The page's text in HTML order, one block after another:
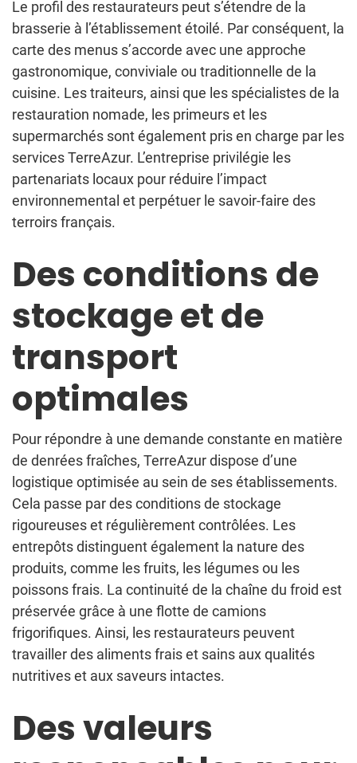
Le profil des restaurateurs peut s’étendre de la
brasserie à l’établissement étoilé. Par conséquent, la
carte des menus s’accorde avec une approche
gastronomique, conviviale ou traditionnelle de la
cuisine. Les traiteurs, ainsi que les spécialistes de la
restauration nomade, les primeurs et les
supermarchés sont également pris en charge par les
services TerreAzur. L’entreprise privilégie les
partenariats locaux pour réduire l’impact
environnemental et perpétuer le savoir-faire des
terroirs français.
Des conditions de
stockage et de
transport
optimales
Pour répondre à une demande constante en matière
de denrées fraîches, TerreAzur dispose d’une
logistique optimisée au sein de ses établissements.
Cela passe par des conditions de stockage
rigoureuses et régulièrement contrôlées. Les
entrepôts distinguent également la nature des
produits, comme les fruits, les légumes ou les
poissons frais. La continuité de la chaîne du froid est
préservée grâce à une flotte de camions
frigorifiques. Ainsi, les restaurateurs peuvent
travailler des aliments frais et sains aux qualités
nutritives et aux saveurs intactes.
Des valeurs